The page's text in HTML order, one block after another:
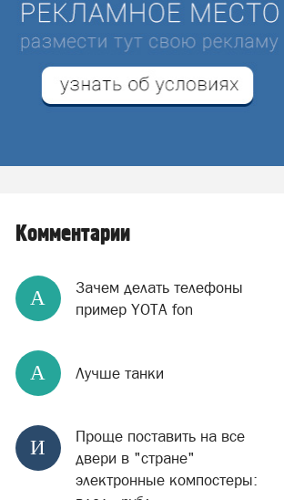
Комментарии
А
Зачем делать телефоны
пример YOTA fon
А Лучше танки
И
Проще поставить на все
двери в "стране"
электронные компостеры: